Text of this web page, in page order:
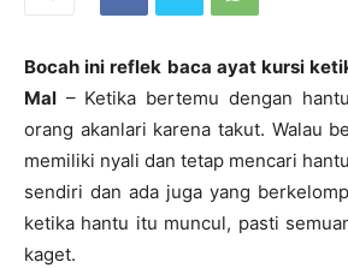
Bocah ini reflek baca ayat kursi
Mal – Ketika bertemu dengan
orang akanlari karena takut. Walau
memiliki nyali dan tetap mencari
sendiri dan ada juga yang
ketika hantu itu muncul, pasti
kaget.